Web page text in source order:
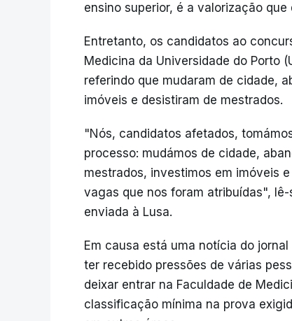
ensino superior, é a valorização
Entretanto, os candidatos ao
Medicina da Universidade do Porto
referindo que mudaram de cidade,
imóveis e desistiram de mestrados.
"Nós, candidatos afetados,
processo: mudámos de cidade,
mestrados, investimos em imóveis
vagas que nos foram atribuídas",
enviada à Lusa.
Em causa está uma notícia do
ter recebido pressões de várias
deixar entrar na Faculdade de
classificação mínima na prova